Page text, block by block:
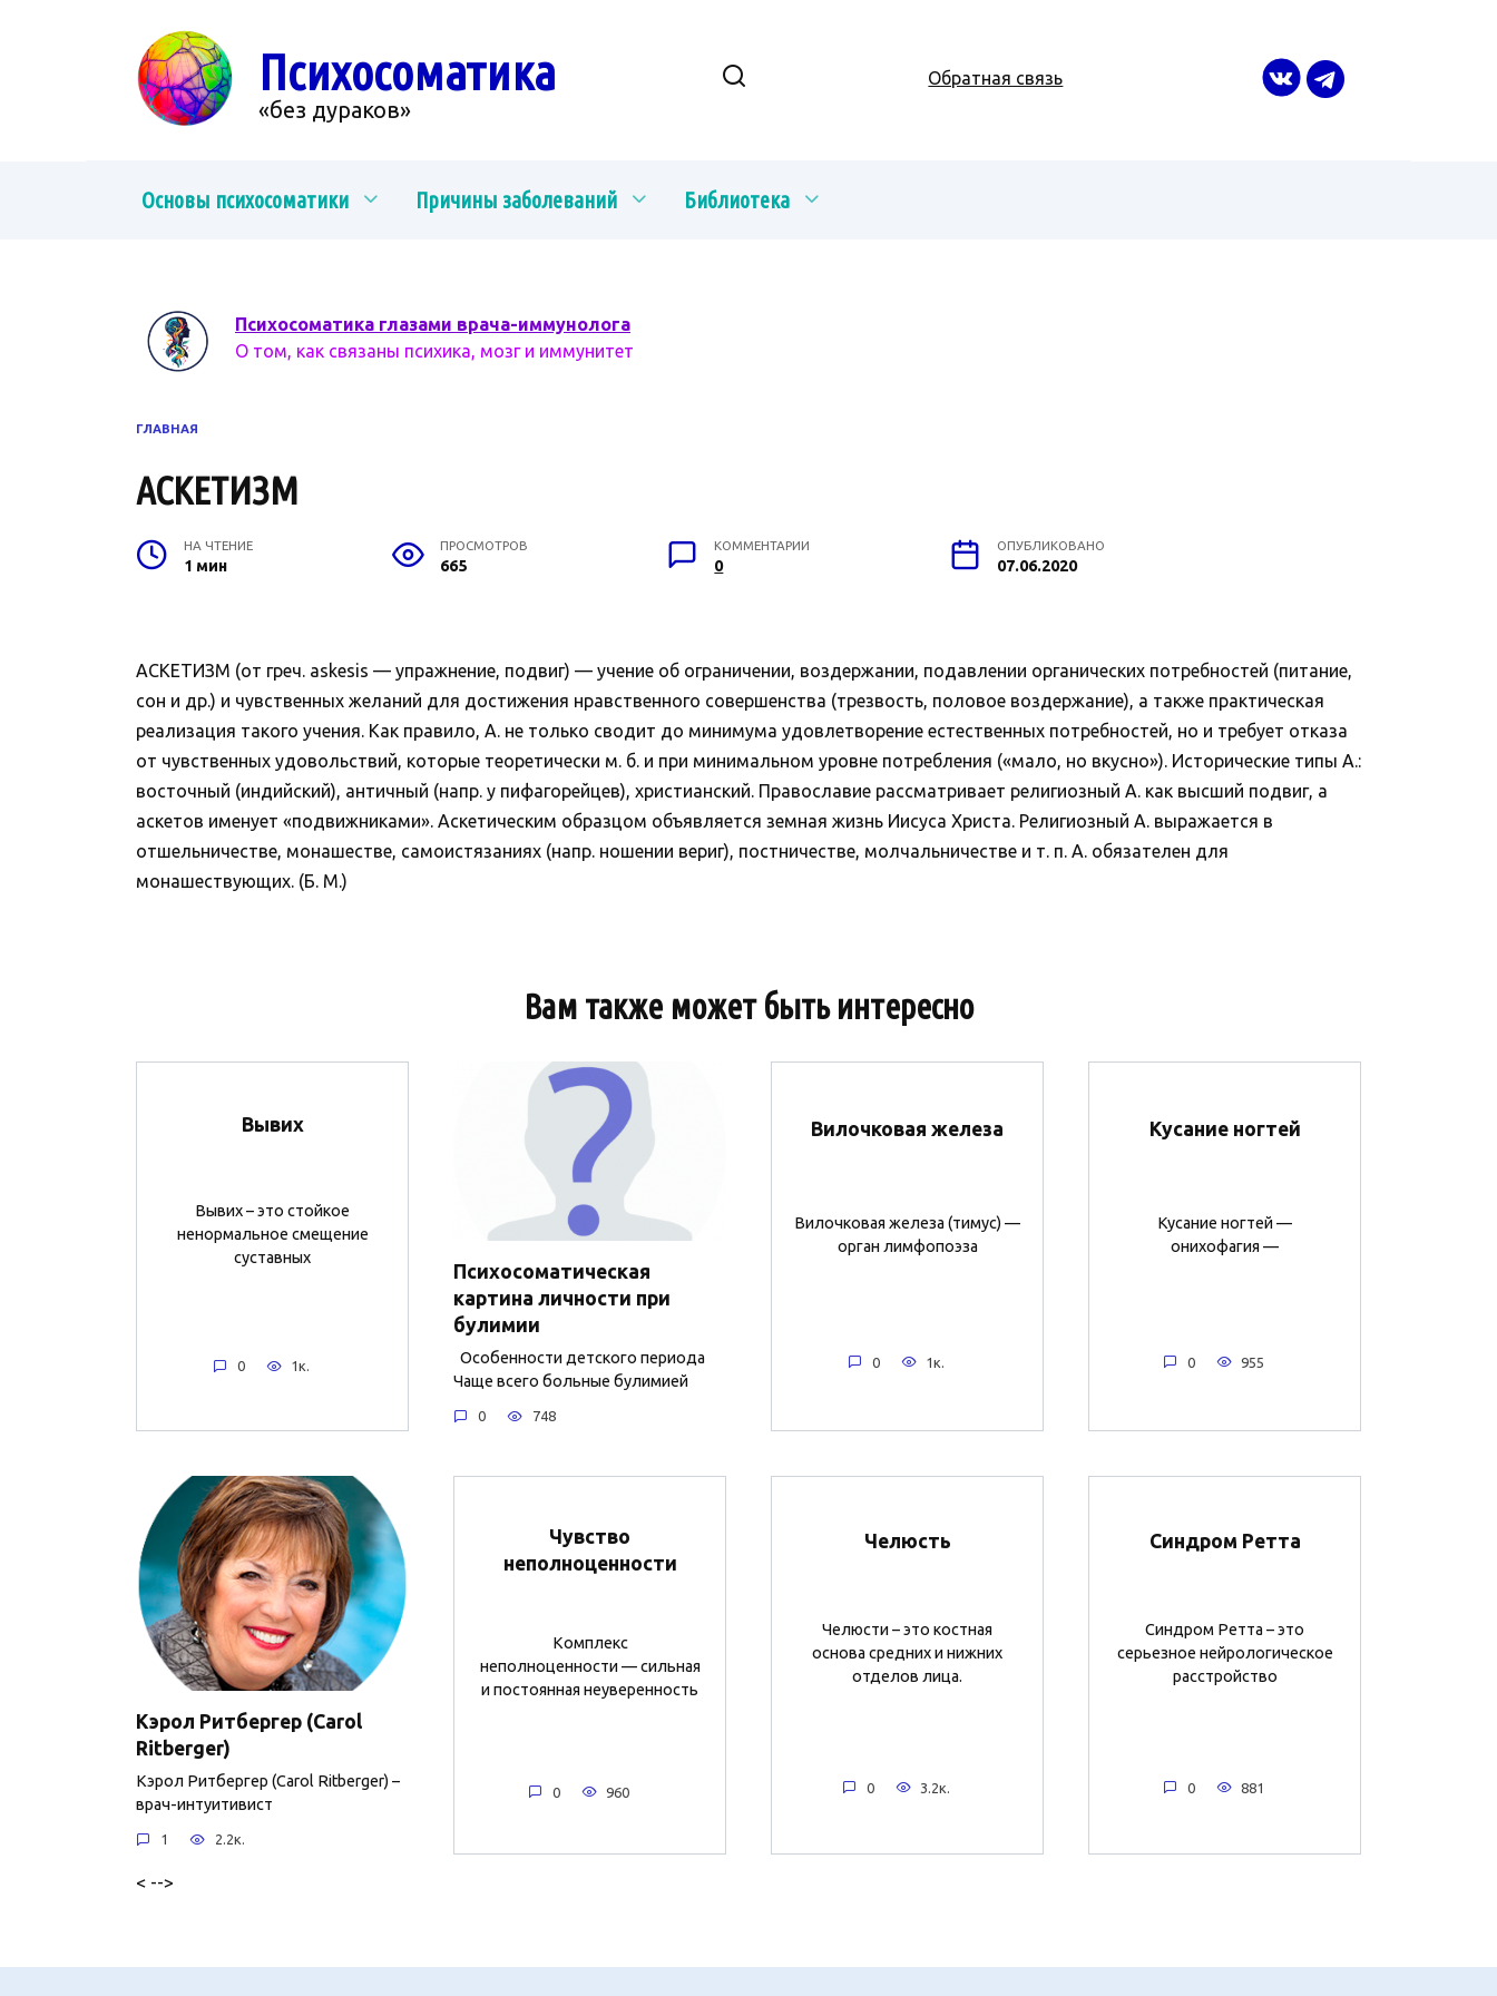
Психосоматика
«без дураков»
Обратная связь
Основы психосоматики Причины заболеваний Библиотека
Психосоматика глазами врача-иммунолога
О том, как связаны психика, мозг и иммунитет
ГЛАВНАЯ
АСКЕТИЗМ
НА ЧТЕНИЕ
1 мин
ПРОСМОТРОВ
665
КОММЕНТАРИИ
0
ОПУБЛИКОВАНО
07.06.2020
АСКЕТИЗМ (от греч. askesis — упражнение, подвиг) — учение об ограничении, воздержании, подавлении органических потребностей (питание,
сон и др.) и чувственных желаний для достижения нравственного совершенства (трезвость, половое воздержание), а также практическая
реализация такого учения. Как правило, А. не только сводит до минимума удовлетворение естественных потребностей, но и требует отказа
от чувственных удовольствий, которые теоретически м. б. и при минимальном уровне потребления («мало, но вкусно»). Исторические типы А.:
восточный (индийский), античный (напр. у пифагорейцев), христианский. Православие рассматривает религиозный А. как высший подвиг, а
аскетов именует «подвижниками». Аскетическим образцом объявляется земная жизнь Иисуса Христа. Религиозный А. выражается в
отшельничестве, монашестве, самоистязаниях (напр. ношении вериг), постничестве, молчальничестве и т. п. А. обязателен для
монашествующих. (Б. М.)
Вам также может быть интересно
Вывих
Вывих – это стойкое
ненормальное смещение
суставных
0 1к.
Психосоматическая
картина личности при
булимии
Особенности детского периода
Чаще всего больные булимией
0 748
Вилочковая железа
Вилочковая железа (тимус) —
орган лимфопоэза
0 1к.
Кусание ногтей
Кусание ногтей —
онихофагия —
0 955
Кэрол Ритбергер (Carol
Ritberger)
Кэрол Ритбергер (Carol Ritberger) –
врач-интуитивист
1 2.2к.
Чувство
неполноценности
Комплекс
неполноценности — сильная
и постоянная неуверенность
0 960
Челюсть
Челюсти – это костная
основа средних и нижних
отделов лица.
0 3.2к.
Синдром Ретта
Синдром Ретта – это
серьезное нейрологическое
расстройство
0 881
< -->